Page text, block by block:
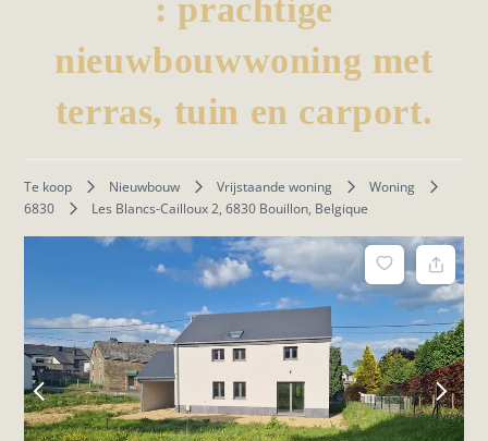
: prachtige
nieuwbouwwoning met
terras, tuin en carport.
Te koop Nieuwbouw Vrijstaande woning
Woning
6830
Les Blancs-Cailloux 2, 6830 Bouillon, Belgique